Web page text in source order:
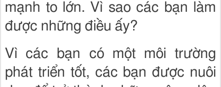
mạnh to lớn. Vì sao các bạn làm
được những điều ấy?
Vì các bạn có một môi trường
phát triển tốt, các bạn được nuôi